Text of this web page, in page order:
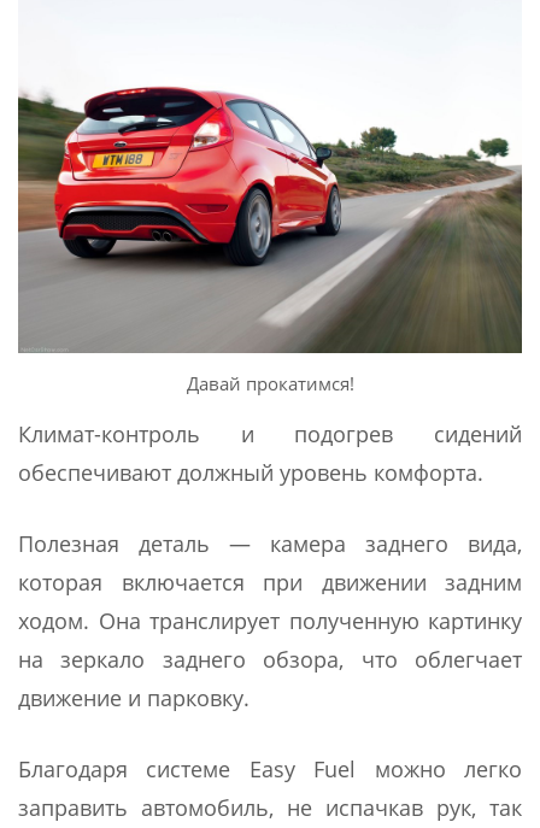
Давай прокатимся!
Климат-контроль и подогрев сидений
обеспечивают должный уровень комфорта.
Полезная деталь — камера заднего вида,
которая включается при движении задним
ходом. Она транслирует полученную картинку
на зеркало заднего обзора, что облегчает
движение и парковку.
Благодаря системе Easy Fuel можно легко
заправить автомобиль, не испачкав рук, так